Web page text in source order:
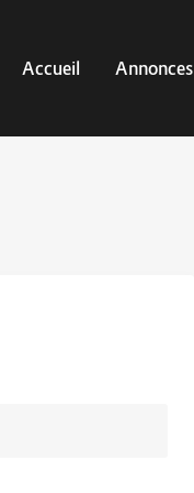
Accueil Annonces